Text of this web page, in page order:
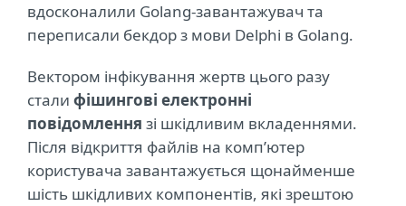
вдосконалили Golang-завантажувач та
переписали бекдор з мови Delphi в Golang.
Вектором інфікування жертв цього разу
стали фішингові електронні
повідомлення зі шкідливим вкладеннями.
Після відкриття файлів на комп’ютер
користувача завантажується щонайменше
шість шкідливих компонентів, які зрештою